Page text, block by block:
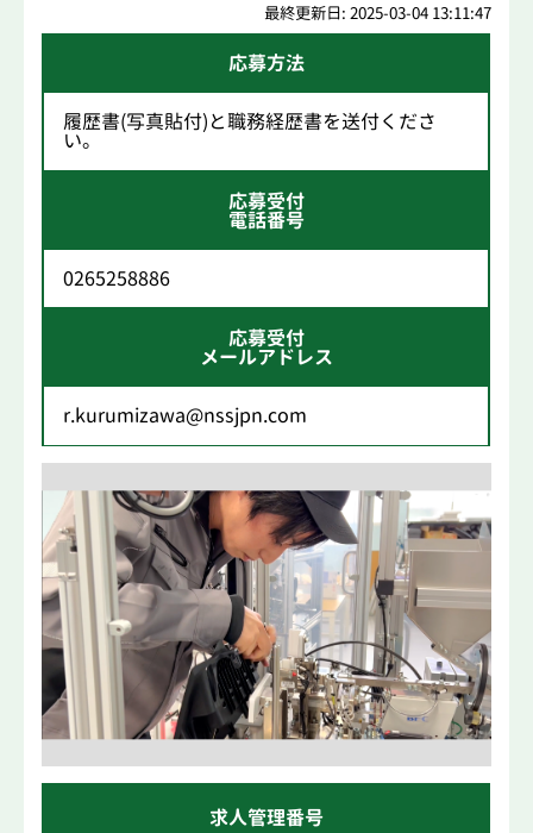
最終更新日: 2025-03-04 13:11:47
応募方法
履歴書(写真貼付)と職務経歴書を送付くださ
い。
応募受付
電話番号
0265258886
応募受付
メールアドレス
r.kurumizawa@nssjpn.com
求人管理番号